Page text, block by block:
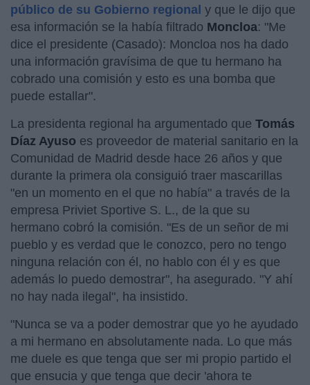
público de su Gobierno regional y que le dijo que
esa información se la había filtrado Moncloa: "Me
dice el presidente (Casado): Moncloa nos ha dado
una información gravísima de que tu hermano ha
cobrado una comisión y esto es una bomba que
puede estallar".
La presidenta regional ha argumentado que Tomás
Díaz Ayuso es proveedor de material sanitario en la
Comunidad de Madrid desde hace 26 años y que
durante la primera ola consiguió traer mascarillas
"en un momento en el que no había" a través de la
empresa Priviet Sportive S. L., de la que su
hermano cobró la comisión. "Es de un señor de mi
pueblo y es verdad que le conozco, pero no tengo
ninguna relación con él, no hablo con él y es que
además lo puedo demostrar", ha asegurado. "Y ahí
no hay nada ilegal", ha insistido.
"Nunca se va a poder demostrar que yo he ayudado
a mi hermano en absolutamente nada. Lo que más
me duele es que tenga que ser mi propio partido el
que ensucia y que tenga que decir 'ahora te